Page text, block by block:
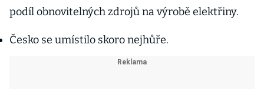
podíl obnovitelných zdrojů na výrobě elektřiny.
Česko se umístilo skoro nejhůře.